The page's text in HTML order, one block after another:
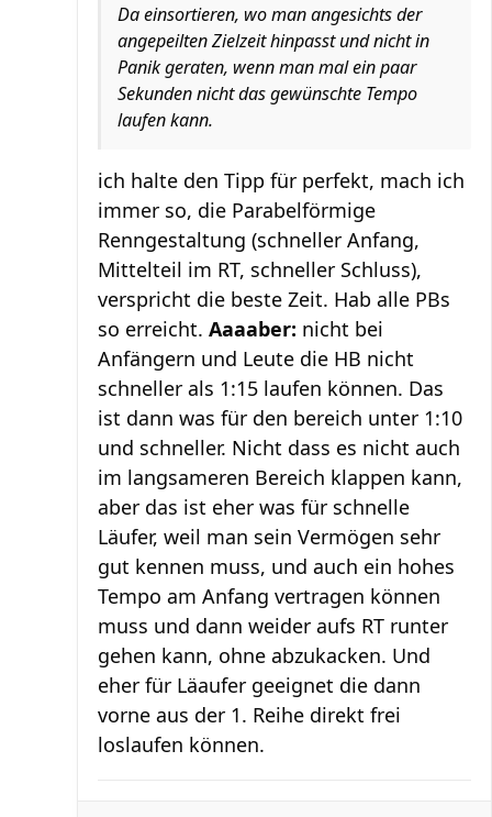
Da einsortieren, wo man angesichts der
angepeilten Zielzeit hinpasst und nicht in
Panik geraten, wenn man mal ein paar
Sekunden nicht das gewünschte Tempo
laufen kann.
ich halte den Tipp für perfekt, mach ich
immer so, die Parabelförmige
Renngestaltung (schneller Anfang,
Mittelteil im RT, schneller Schluss),
verspricht die beste Zeit. Hab alle PBs
so erreicht. Aaaaber: nicht bei
Anfängern und Leute die HB nicht
schneller als 1:15 laufen können. Das
ist dann was für den bereich unter 1:10
und schneller. Nicht dass es nicht auch
im langsameren Bereich klappen kann,
aber das ist eher was für schnelle
Läufer, weil man sein Vermögen sehr
gut kennen muss, und auch ein hohes
Tempo am Anfang vertragen können
muss und dann weider aufs RT runter
gehen kann, ohne abzukacken. Und
eher für Läaufer geeignet die dann
vorne aus der 1. Reihe direkt frei
loslaufen können.